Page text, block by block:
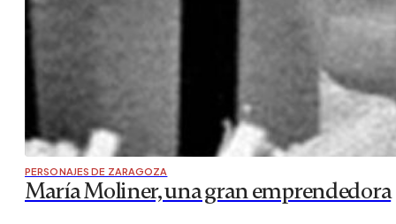
PERSONAJES DE ZARAGOZA
María Moliner, una gran emprendedora